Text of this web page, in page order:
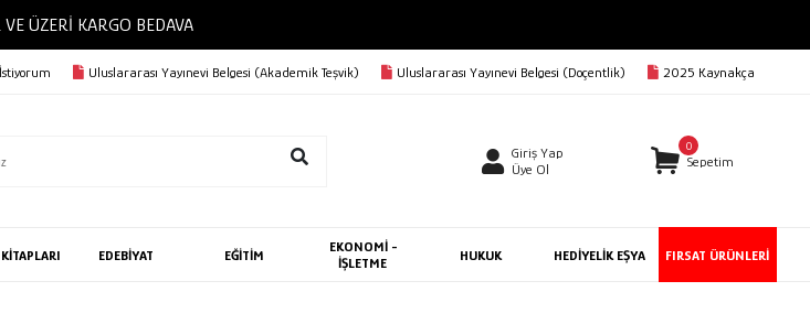
ÜZERİ KARGO BEDAVA
Uluslararası Yayınevi Belgesi (Akademik Teşvik) Uluslararası Yayınevi Belgesi (Doçentlik) 2025 Kaynakça
Giriş Yap
Üye Ol
0
Sepetim
EDEBİYAT EĞİTİM
EKONOMİ -
İŞLETME
HUKUK HEDİYELİK EŞYA FIRSAT ÜRÜNLERİ